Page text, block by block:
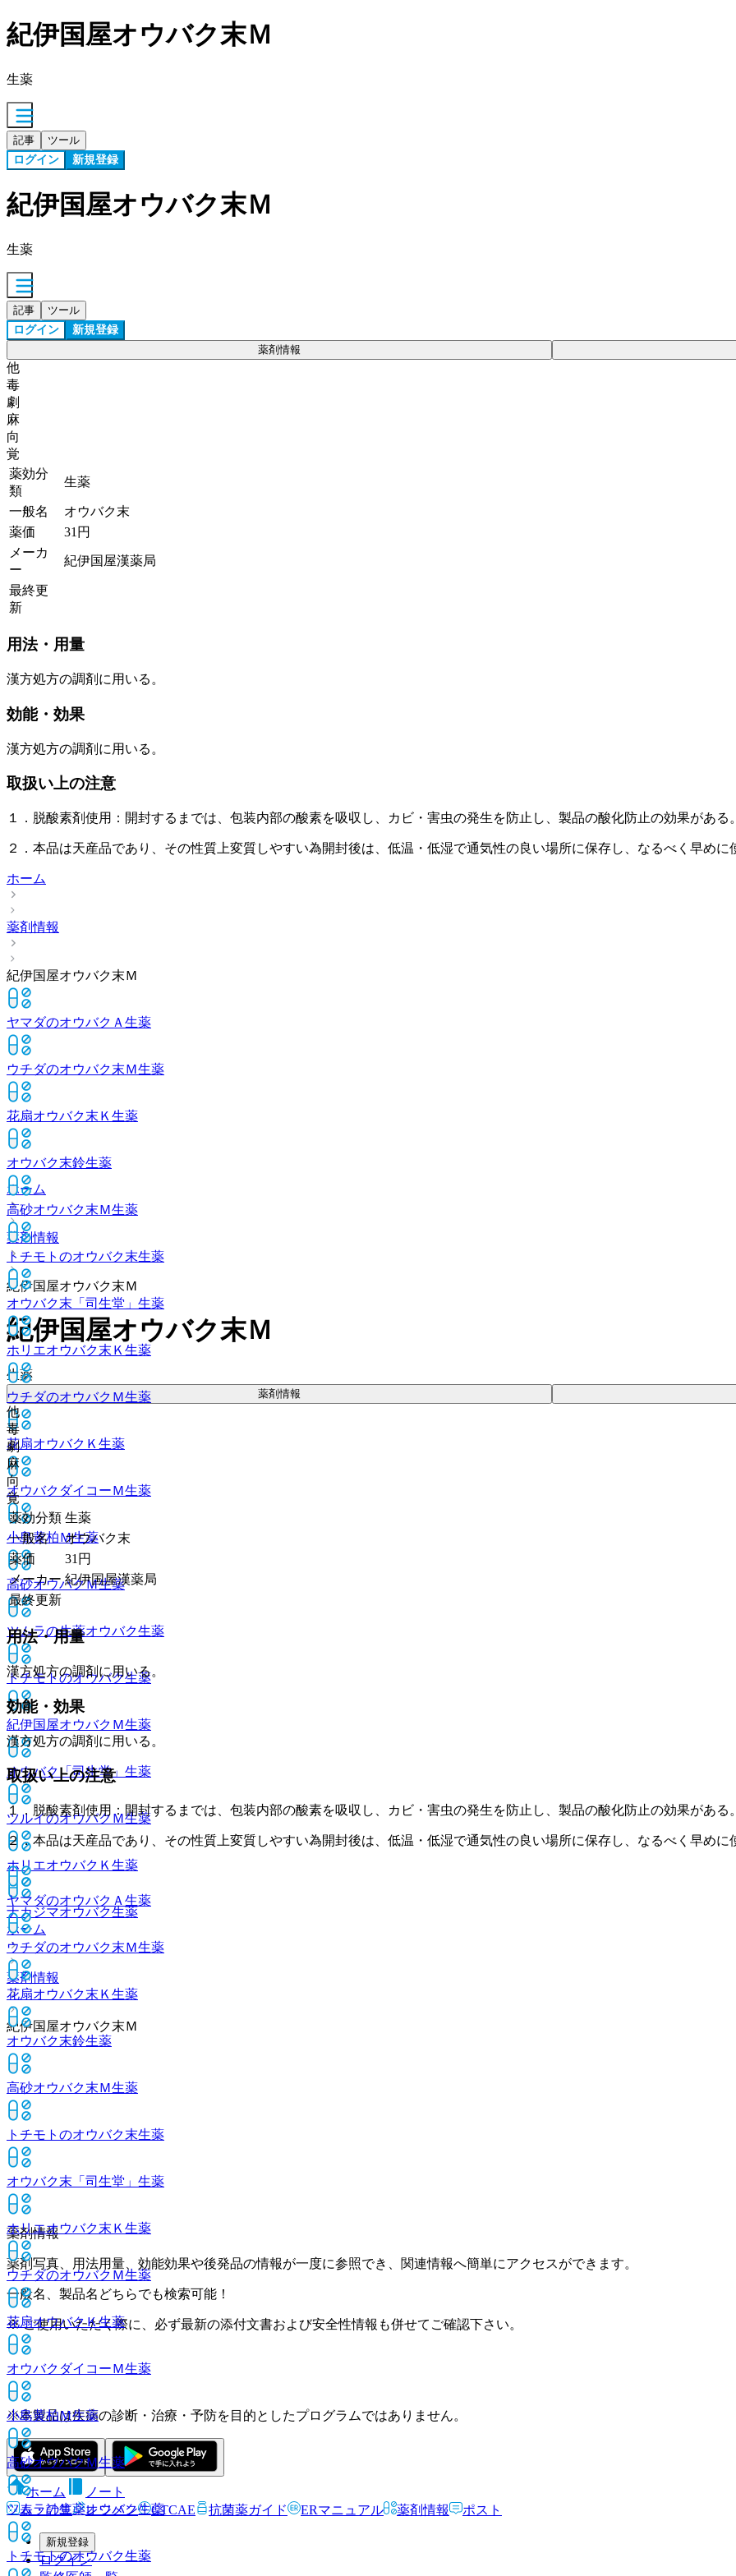
紀伊国屋オウバク末Ｍ
生薬
記事 ツール
ログイン 新規登録
紀伊国屋オウバク末Ｍ
生薬
記事 ツール
ログイン 新規登録
薬剤情報
他
毒
劇
麻
向
覚
薬効分
類
生薬
一般名
オウバク末
薬価
31 円
メーカ
ー
紀伊国屋漢薬局
最終更
新
用法・用量
漢方処方の調剤に用いる。
効能・効果
漢方処方の調剤に用いる。
取扱い上の注意
１．脱酸素剤使用：開封するまでは、包装内部の酸素を吸収し、カビ・害虫の発生を防止し、製品の酸化防止の効果がある
２．本品は天産品であり、その性質上変質しやすい為開封後は、低温・低湿で通気性の良い場所に保存し、なるべく早めに
ホーム
薬剤情報
紀伊国屋オウバク末Ｍ
ヤマダのオウバクＡ 生薬
ウチダのオウバク末Ｍ生薬
花扇オウバク末Ｋ 生薬
オウバク末鈴生薬
高砂オウバク末Ｍ生薬
トチモトのオウバク末生薬
オウバク末「司生堂」 生薬
ホリエオウバク末Ｋ 生薬
ウチダのオウバクＭ生薬
花扇オウバクＫ 生薬
オウバクダイコーＭ生薬
小島黄柏Ｍ生薬
高砂オウバクＭ生薬
ツムラの生薬オウバク生薬
トチモトのオウバク生薬
紀伊国屋オウバクＭ生薬
オウバク「司生堂」 生薬
ツルイのオウバクＭ生薬
ホリエオウバクＫ 生薬
ナカジマオウバク生薬
ホーム
薬剤情報
紀伊国屋オウバク末Ｍ
ホーム
薬剤情報
紀伊国屋オウバク末Ｍ
紀伊国屋オウバク末Ｍ
生薬
薬剤情報
他
毒
劇
麻
向
覚
薬効分類 生薬
一般名
オウバク末
薬価
31 円
メーカー 紀伊国屋漢薬局
最終更新
用法・用量
漢方処方の調剤に用いる。
効能・効果
漢方処方の調剤に用いる。
取扱い上の注意
１．脱酸素剤使用：開封するまでは、包装内部の酸素を吸収し、カビ・害虫の発生を防止し、製品の酸化防止の効果がある
２．本品は天産品であり、その性質上変質しやすい為開封後は、低温・低湿で通気性の良い場所に保存し、なるべく早めに
ヤマダのオウバクＡ 生薬
ウチダのオウバク末Ｍ生薬
花扇オウバク末Ｋ 生薬
オウバク末鈴生薬
高砂オウバク末Ｍ生薬
トチモトのオウバク末生薬
オウバク末「司生堂」 生薬
ホリエオウバク末Ｋ 生薬
ウチダのオウバクＭ生薬
花扇オウバクＫ生薬
オウバクダイコーＭ生薬
小島黄柏Ｍ生薬
高砂オウバクＭ生薬
ツムラの生薬オウバク生薬
トチモトのオウバク生薬
薬剤情報
薬剤写真、用法用量、効能効果や後発品の情報が一度に参照でき、関連情報へ簡単にアクセスができます。
一般名、製品名どちらでも検索可能！
※ ご使用いただく際に、必ず最新の添付文書および安全性情報も併せてご確認下さい。
※本製品は疾病の診断・治療・予防を目的としたプログラムではありません。
ホーム
ノート
表・計算
レジメン CTCAE 抗菌薬ガイド ERマニュアル 薬剤情報 ポスト
新規登録
ログイン